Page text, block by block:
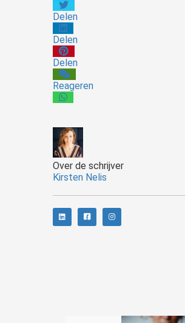
Delen
Delen
Delen
Reageren
Over de schrijver
Kirsten Nelis